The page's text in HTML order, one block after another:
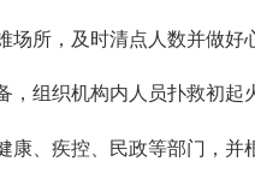
，及时清点人数并做好
织机构内人员扑救初起
疾控、民政等部门，并